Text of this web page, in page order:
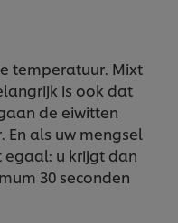
temperatuur. Mixt
is ook dat
de eiwitten
als uw mengsel
egaal: u krijgt dan
30 seconden